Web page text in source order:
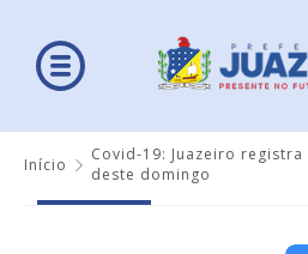
Início
Covid-19: Juazeiro
deste domingo